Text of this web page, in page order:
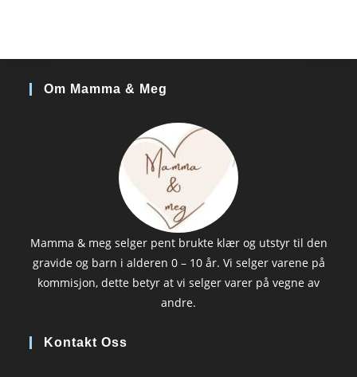
Om Mamma & Meg
Mamma & meg selger pent brukte klær og utstyr til den
gravide og barn i alderen 0 – 10 år. Vi selger varene på
kommisjon, dette betyr at vi selger varer på vegne av
andre.
Kontakt Oss